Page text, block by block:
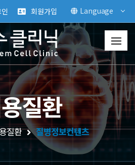
회원가입 Language
질환
질환 질병정보컨텐츠